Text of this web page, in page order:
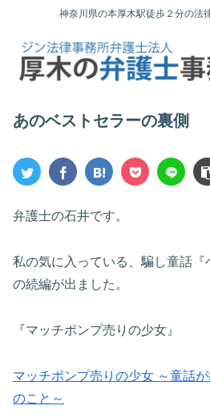
神奈川県の本厚木駅徒歩２分の法
あのベストセラーの裏側
弁護士の石井です。
私の気に入っている、騙し童話『
の続編が出ました。
『マッチポンプ売りの少女』
マッチポンプ売りの少女 ～童話
のこと～